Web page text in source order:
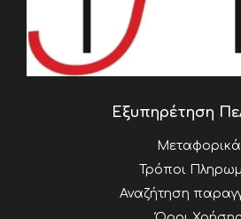
Εξυπηρέτηση
Μεταφορικά
Τρόποι
Αναζήτηση